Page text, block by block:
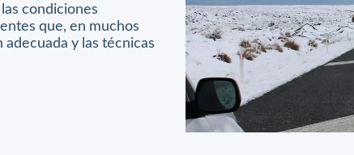
condiciones
que, en muchos
y las técnicas